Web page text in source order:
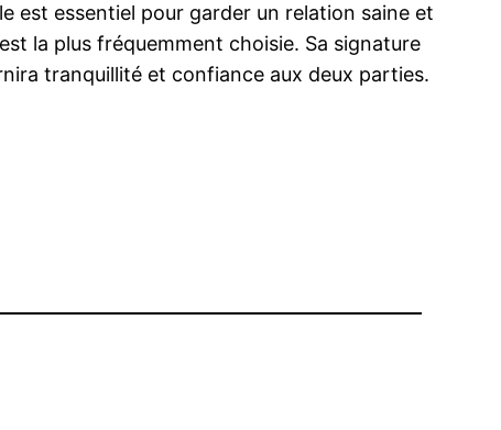
est essentiel pour garder un relation saine et
la plus fréquemment choisie. Sa signature
tranquillité et confiance aux deux parties.